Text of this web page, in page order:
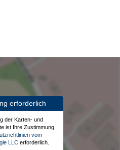
erforderlich
der Karten- und
ist Ihre Zustimmung
vom
LLC erforderlich.